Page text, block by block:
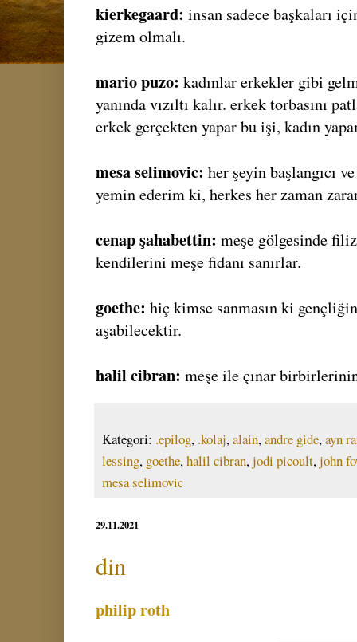
kierkegaard: insan sadece başkaları
gizem olmalı.
mario puzo: kadınlar erkekler gibi
yanında vızıltı kalır. erkek torbasını
erkek gerçekten yapar bu işi, kadın
mesa selimovic: her şeyin başlangıcı
yemin ederim ki, herkes her zaman
cenap şahabettin: meşe gölgesinde
kendilerini meşe fidanı sanırlar.
goethe: hiç kimse sanmasın ki
aşabilecektir.
halil cibran: meşe ile çınar
Kategori: .epilog, .kolaj,alain,andre gide,ayn
lessing, goethe,halil cibran,jodi picoult,john
mesa selimovic
29.11.2021
din
philip roth